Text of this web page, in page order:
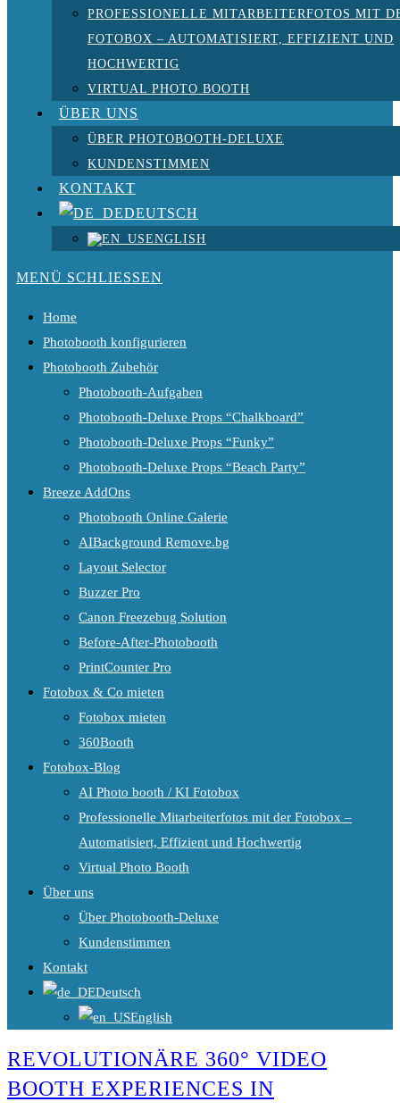
PROFESSIONELLE MITARBEITERFOTOS MIT
FOTOBOX – AUTOMATISIERT, EFFIZIENT UND
HOCHWERTIG
VIRTUAL PHOTO BOOTH
ÜBER UNS
ÜBER PHOTOBOOTH-DELUXE
KUNDENSTIMMEN
KONTAKT
DEUTSCH
ENGLISH
MENÜ SCHLIESSEN
Home
Photobooth konfigurieren
Photobooth Zubehör
Photobooth-Aufgaben
Photobooth-Deluxe Props “Chalkboard”
Photobooth-Deluxe Props “Funky”
Photobooth-Deluxe Props “Beach Party”
Breeze AddOns
Photobooth Online Galerie
AIBackground Remove.bg
Layout Selector
Buzzer Pro
Canon Freezebug Solution
Before-After-Photobooth
PrintCounter Pro
Fotobox & Co mieten
Fotobox mieten
360Booth
Fotobox-Blog
AI Photo booth / KI Fotobox
Professionelle Mitarbeiterfotos mit der Fotobox –
Automatisiert, Effizient und Hochwertig
Virtual Photo Booth
Über uns
Über Photobooth-Deluxe
Kundenstimmen
Kontakt
Deutsch
English
REVOLUTIONÄRE 360° VIDEO
BOOTH EXPERIENCES IN